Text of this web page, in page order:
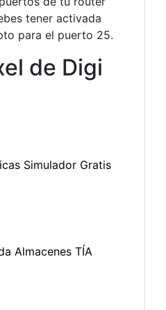
tener activada
para el puerto 25.
de Digi